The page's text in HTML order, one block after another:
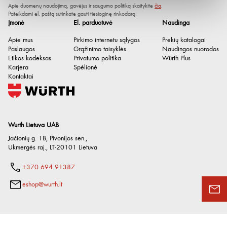
Tikslumo klasė III
Segmentų kiekis
Kampų žymėjimai ant jungčių 180 °
Jungčių medžiaga Plienas
Wurth Lietuva UAB
Jačionių g. 1B, Pivonijos sen.,
Ukmergės raj., LT-20101 Lietuva
+370 694 91387
eshop@wurth.lt
Įmonė
Apie mus
Paslaugos
Etikos kodeksas
Karjera
Kontaktai
El. parduotuvė
Pirkimo internetu sąlygos
Grąžinimo taisyklės
Privatumo politika
Spėlionė
Naudinga
Prekių katalogai
Naudingos nuorodos
Würth Plus
Apie duomenų naudojimą, gavėjus ir saugumo politiką skaitykite čia.
Pateikdami el. paštą sutinkate gauti tiesioginę rinkodarą.